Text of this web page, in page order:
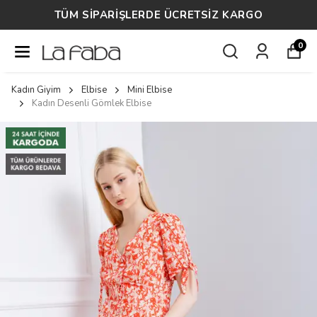
TÜM SİPARİŞLERDE ÜCRETSİZ KARGO
0
Kadın Giyim Elbise
Mini Elbise
Kadın Desenli Gömlek Elbise